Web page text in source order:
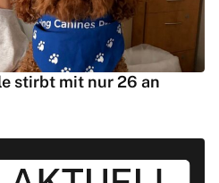
stirbt mit nur 26 an